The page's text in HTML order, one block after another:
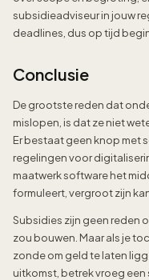
subsidieadviseur in jouw
deadlines, dus op tijd
Conclusie
De grootste reden dat
mislopen, is dat ze niet
Er bestaat geen knop met
regelingen voor
maatwerk software het
formuleert, vergroot zijn
Subsidies zijn geen reden
zou bouwen. Maar als je
zonde om geld te laten
uitkomst, betrek vroeg